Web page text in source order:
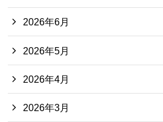
2026年6月
2026年5月
2026年4月
2026年3月